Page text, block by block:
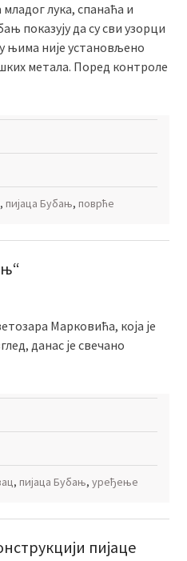
лука, спанаћа и
показују да су сви узорци
њима није установљено
метала. Поред контроле
, пијаца Бубањ, поврће
Марковића, која је
данас је свечано
, пијаца Бубањ, уређење
пијаце